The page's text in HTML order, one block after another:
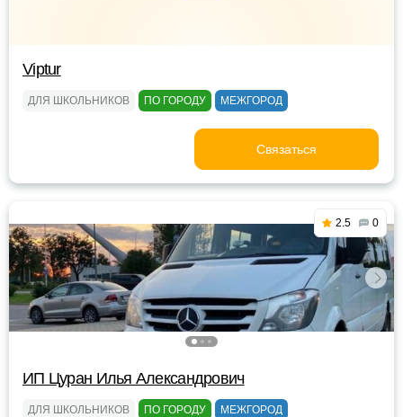
Viptur
ДЛЯ ШКОЛЬНИКОВ ПО ГОРОДУ МЕЖГОРОД
Связаться
2.5 0
ИП Цуран Илья Александрович
ДЛЯ ШКОЛЬНИКОВ ПО ГОРОДУ МЕЖГОРОД